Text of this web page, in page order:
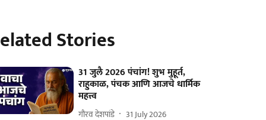
Stories
31 जुलै 2026 पंचांग! शुभ मुहूर्त,
राहुकाळ, पंचक आणि आजचे धार्मिक
महत्त्व
गौरव देशपांडे 31 July 2026